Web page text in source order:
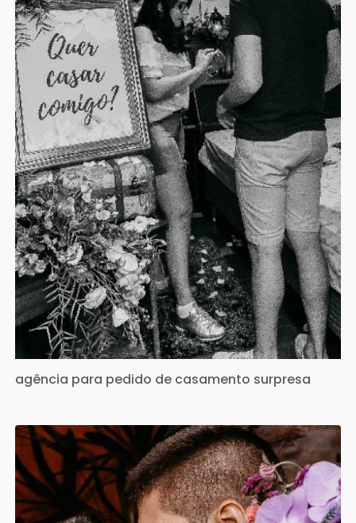
agência para pedido de casamento surpresa